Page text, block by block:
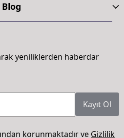
Blog
yeniliklerden haberdar
Kayıt Ol
korunmaktadır ve Gizlilik